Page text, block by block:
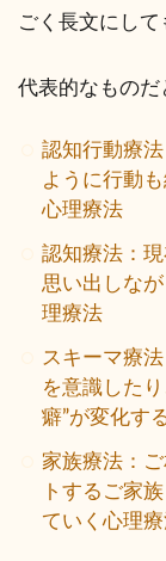
ごく長文にして
代表的なもの
認知行動療
ように行動
心理療法
認知療法：
思い出しな
理療法
スキーマ療
を意識した
癖”が変化す
家族療法：
トするご家
ていく心理